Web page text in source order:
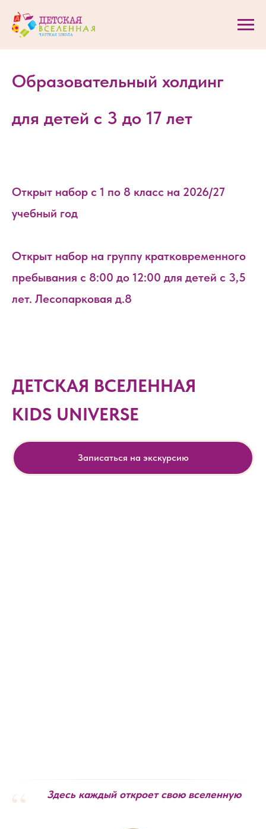
Образовательный холдинг
для детей с 3 до 17 лет
Открыт набор с 1 по 8 класс на 2026/27
учебный год
Открыт набор на группу кратковременного
пребывания с 8:00 до 12:00 для детей с 3,5
лет. Лесопарковая д.8
ДЕТСКАЯ ВСЕЛЕННАЯ
KIDS UNIVERSE
Записаться на экскурсию
“ Здесь каждый откроет свою вселенную